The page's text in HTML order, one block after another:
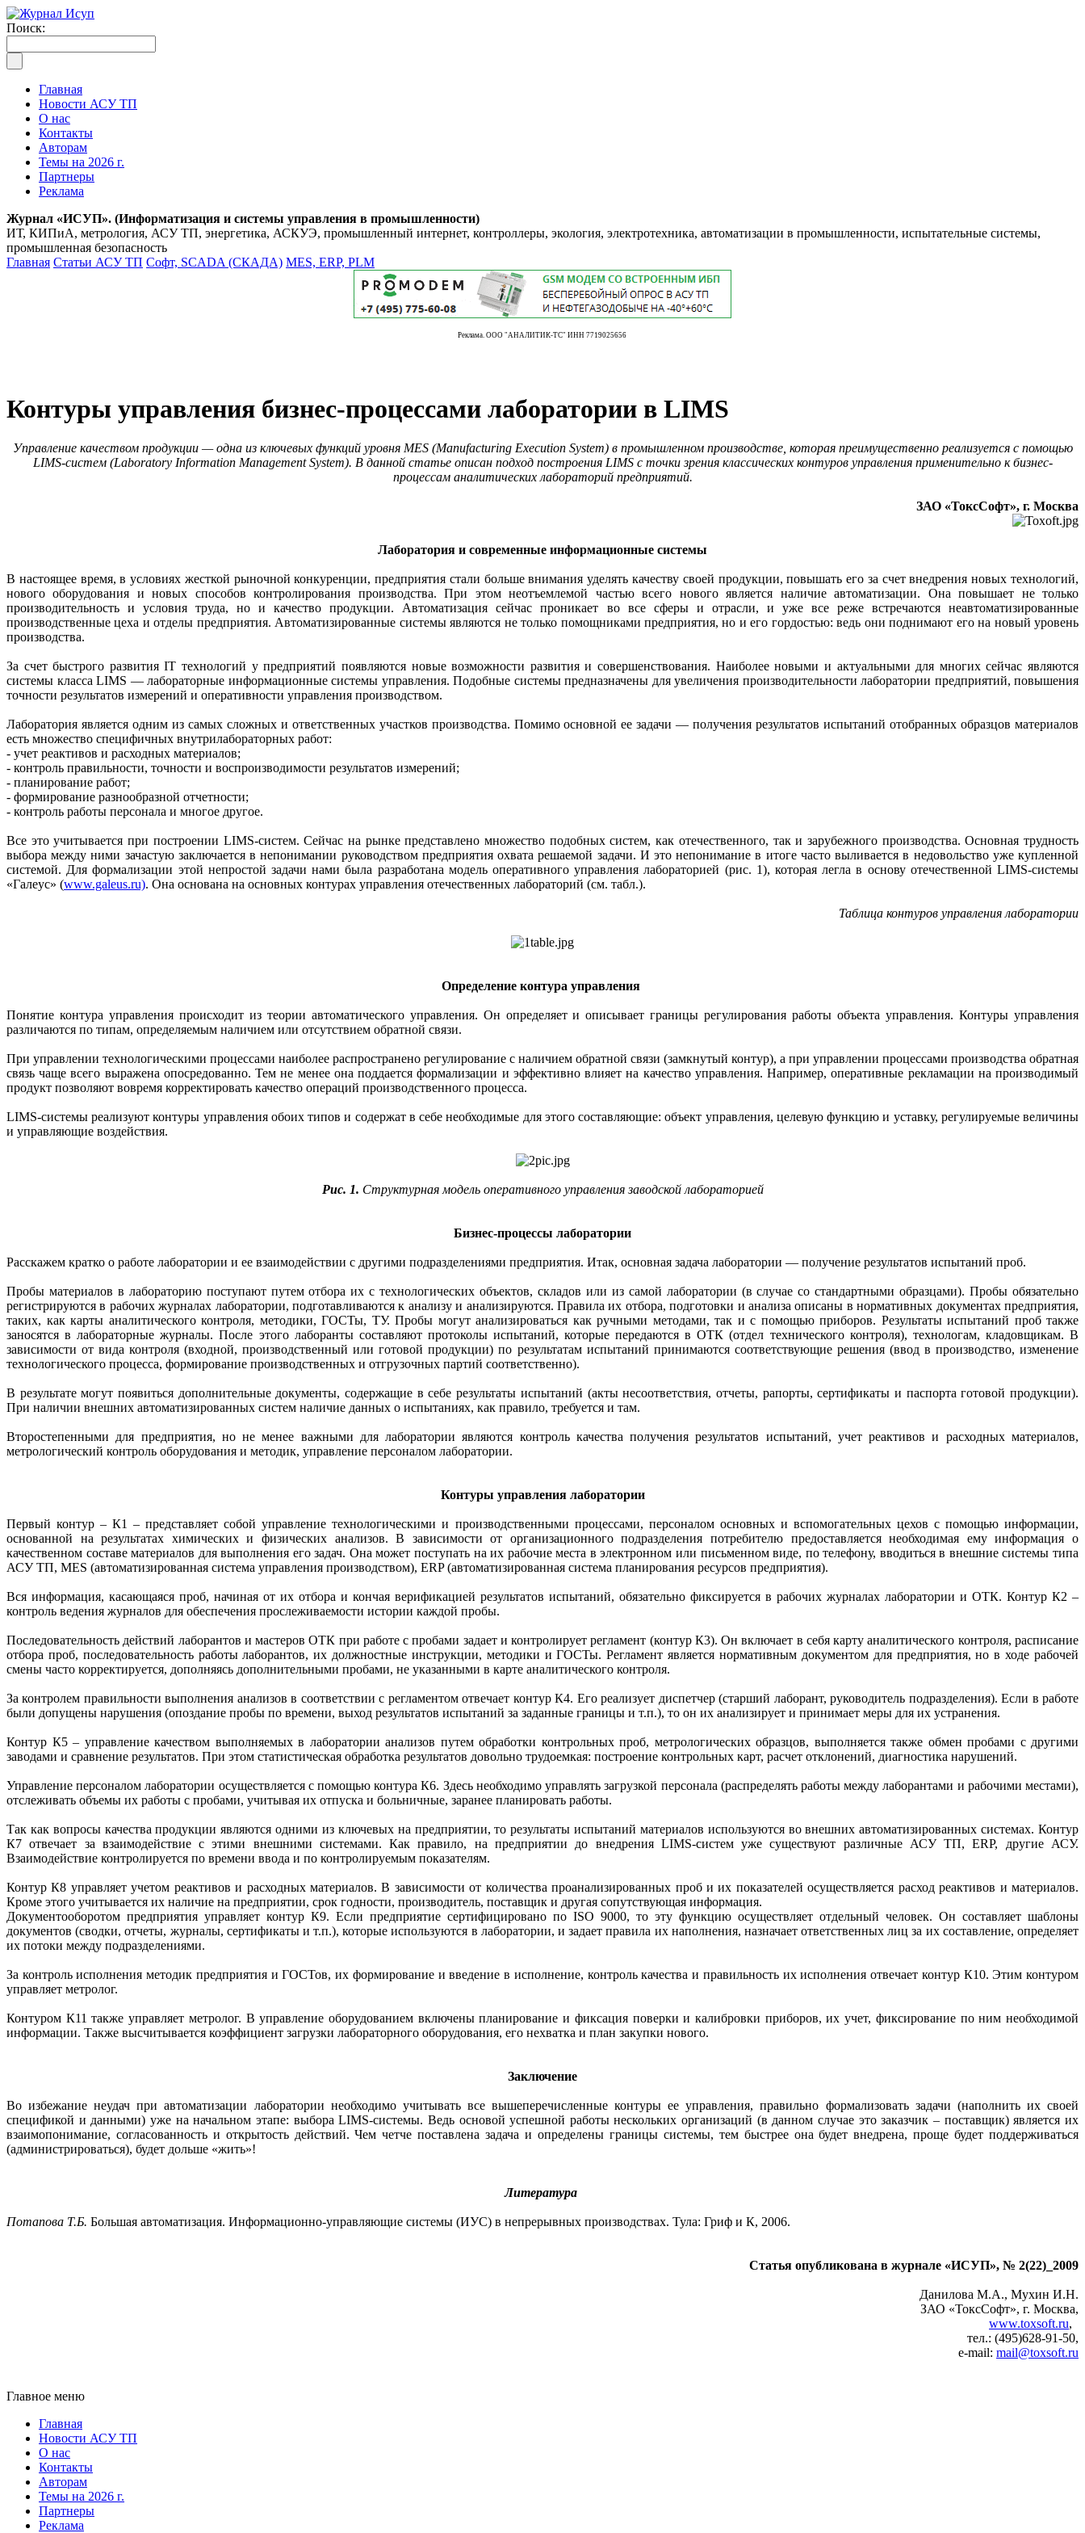
Поиск:
Главная
Новости АСУ ТП
О нас
Контакты
Авторам
Темы на 2026 г.
Партнеры
Реклама
Журнал «ИСУП». (Информатизация и системы управления в промышленности)
ИТ, КИПиА, метрология, АСУ ТП, энергетика, АСКУЭ, промышленный интернет, контроллеры, экология, электротехника, автоматизации в промышленности, испытательные системы,
промышленная безопасность
Главная Статьи АСУ ТП Софт, SCADA (СКАДА) MES, ERP, PLM
Реклама. ООО "АНАЛИТИК-ТС" ИНН 7719025656
Контуры управления бизнес-процессами лаборатории в LIMS
Управление качеством продукции — одна из ключевых функций уровня MES (Manufacturing Execution System) в промышленном производстве, которая преимущественно реализуется с помощью
LIMS-систем (Laboratory Information Management System). В данной статье описан подход построения LIMS с точки зрения классических контуров управления применительно к бизнес-
процессам аналитических лабораторий предприятий.
ЗАО «ТоксСофт», г. Москва
Лаборатория и современные информационные системы
В настоящее время, в условиях жесткой рыночной конкуренции, предприятия стали больше внимания уделять качеству своей продукции, повышать его за счет внедрения новых технологий,
нового оборудования и новых способов контролирования производства. При этом неотъемлемой частью всего нового является наличие автоматизации. Она повышает не только
производительность и условия труда, но и качество продукции. Автоматизация сейчас проникает во все сферы и отрасли, и уже все реже встречаются неавтоматизированные
производственные цеха и отделы предприятия. Автоматизированные системы являются не только помощниками предприятия, но и его гордостью: ведь они поднимают его на новый уровень
производства.
За счет быстрого развития IT технологий у предприятий появляются новые возможности развития и совершенствования. Наиболее новыми и актуальными для многих сейчас являются
системы класса LIMS — лабораторные информационные системы управления. Подобные системы предназначены для увеличения производительности лаборатории предприятий, повышения
точности результатов измерений и оперативности управления производством.
Лаборатория является одним из самых сложных и ответственных участков производства. Помимо основной ее задачи — получения результатов испытаний отобранных образцов материалов
есть множество специфичных внутрилабораторных работ:
- учет реактивов и расходных материалов;
- контроль правильности, точности и воспроизводимости результатов измерений;
- планирование работ;
- формирование разнообразной отчетности;
- контроль работы персонала и многое другое.
Все это учитывается при построении LIMS-систем. Сейчас на рынке представлено множество подобных систем, как отечественного, так и зарубежного производства. Основная трудность
выбора между ними зачастую заключается в непонимании руководством предприятия охвата решаемой задачи. И это непонимание в итоге часто выливается в недовольство уже купленной
системой. Для формализации этой непростой задачи нами была разработана модель оперативного управления лабораторией (рис. 1), которая легла в основу отечественной LIMS-системы
«Галеус» (www.galeus.ru). Она основана на основных контурах управления отечественных лабораторий (см. табл.).
Таблица контуров управления лаборатории
Определение контура управления
Понятие контура управления происходит из теории автоматического управления. Он определяет и описывает границы регулирования работы объекта управления. Контуры управления
различаются по типам, определяемым наличием или отсутствием обратной связи.
При управлении технологическими процессами наиболее распространено регулирование с наличием обратной связи (замкнутый контур), а при управлении процессами производства обратная
связь чаще всего выражена опосредованно. Тем не менее она поддается формализации и эффективно влияет на качество управления. Например, оперативные рекламации на производимый
продукт позволяют вовремя корректировать качество операций производственного процесса.
LIMS-системы реализуют контуры управления обоих типов и содержат в себе необходимые для этого составляющие: объект управления, целевую функцию и уставку, регулируемые величины
и управляющие воздействия.
Рис. 1. Структурная модель оперативного управления заводской лабораторией
Бизнес-процессы лаборатории
Расскажем кратко о работе лаборатории и ее взаимодействии с другими подразделениями предприятия. Итак, основная задача лаборатории — получение результатов испытаний проб.
Пробы материалов в лабораторию поступают путем отбора их с технологических объектов, складов или из самой лаборатории (в случае со стандартными образцами). Пробы обязательно
регистрируются в рабочих журналах лаборатории, подготавливаются к анализу и анализируются. Правила их отбора, подготовки и анализа описаны в нормативных документах предприятия,
таких, как карты аналитического контроля, методики, ГОСТы, ТУ. Пробы могут анализироваться как ручными методами, так и с помощью приборов. Результаты испытаний проб также
заносятся в лабораторные журналы. После этого лаборанты составляют протоколы испытаний, которые передаются в ОТК (отдел технического контроля), технологам, кладовщикам. В
зависимости от вида контроля (входной, производственный или готовой продукции) по результатам испытаний принимаются соответствующие решения (ввод в производство, изменение
технологического процесса, формирование производственных и отгрузочных партий соответственно).
В результате могут появиться дополнительные документы, содержащие в себе результаты испытаний (акты несоответствия, отчеты, рапорты, сертификаты и паспорта готовой продукции).
При наличии внешних автоматизированных систем наличие данных о испытаниях, как правило, требуется и там.
Второстепенными для предприятия, но не менее важными для лаборатории являются контроль качества получения результатов испытаний, учет реактивов и расходных материалов,
метрологический контроль оборудования и методик, управление персоналом лаборатории.
Контуры управления лаборатории
Первый контур – К1 – представляет собой управление технологическими и производственными процессами, персоналом основных и вспомогательных цехов с помощью информации,
основанной на результатах химических и физических анализов. В зависимости от организационного подразделения потребителю предоставляется необходимая ему информация о
качественном составе материалов для выполнения его задач. Она может поступать на их рабочие места в электронном или письменном виде, по телефону, вводиться в внешние системы типа
АСУ ТП, MES (автоматизированная система управления производством), ERP (автоматизированная система планирования ресурсов предприятия).
Вся информация, касающаяся проб, начиная от их отбора и кончая верификацией результатов испытаний, обязательно фиксируется в рабочих журналах лаборатории и ОТК. Контур К2 –
контроль ведения журналов для обеспечения прослеживаемости истории каждой пробы.
Последовательность действий лаборантов и мастеров ОТК при работе с пробами задает и контролирует регламент (контур К3). Он включает в себя карту аналитического контроля, расписание
отбора проб, последовательность работы лаборантов, их должностные инструкции, методики и ГОСТы. Регламент является нормативным документом для предприятия, но в ходе рабочей
смены часто корректируется, дополняясь дополнительными пробами, не указанными в карте аналитического контроля.
За контролем правильности выполнения анализов в соответствии с регламентом отвечает контур К4. Его реализует диспетчер (старший лаборант, руководитель подразделения). Если в работе
были допущены нарушения (опоздание пробы по времени, выход результатов испытаний за заданные границы и т.п.), то он их анализирует и принимает меры для их устранения.
Контур К5 – управление качеством выполняемых в лаборатории анализов путем обработки контрольных проб, метрологических образцов, выполняется также обмен пробами с другими
заводами и сравнение результатов. При этом статистическая обработка результатов довольно трудоемкая: построение контрольных карт, расчет отклонений, диагностика нарушений.
Управление персоналом лаборатории осуществляется с помощью контура К6. Здесь необходимо управлять загрузкой персонала (распределять работы между лаборантами и рабочими местами),
отслеживать объемы их работы с пробами, учитывая их отпуска и больничные, заранее планировать работы.
Так как вопросы качества продукции являются одними из ключевых на предприятии, то результаты испытаний материалов используются во внешних автоматизированных системах. Контур
К7 отвечает за взаимодействие с этими внешними системами. Как правило, на предприятии до внедрения LIMS-систем уже существуют различные АСУ ТП, ERP, другие АСУ.
Взаимодействие контролируется по времени ввода и по контролируемым показателям.
Контур К8 управляет учетом реактивов и расходных материалов. В зависимости от количества проанализированных проб и их показателей осуществляется расход реактивов и материалов.
Кроме этого учитывается их наличие на предприятии, срок годности, производитель, поставщик и другая сопутствующая информация.
Документооборотом предприятия управляет контур К9. Если предприятие сертифицировано по ISO 9000, то эту функцию осуществляет отдельный человек. Он составляет шаблоны
документов (сводки, отчеты, журналы, сертификаты и т.п.), которые используются в лаборатории, и задает правила их наполнения, назначает ответственных лиц за их составление, определяет
их потоки между подразделениями.
За контроль исполнения методик предприятия и ­ГОСТов, их формирование и введение в исполнение, контроль качества и правильность их исполнения отвечает контур К10. Этим контуром
управляет метролог.
Контуром К11 также управляет метролог. В управление оборудованием включены планирование и фиксация поверки и калибровки приборов, их учет, фиксирование по ним необходимой
информации. Также высчитывается коэффициент загрузки лабораторного оборудования, его нехватка и план закупки нового.
Заключение
Во избежание неудач при автоматизации лаборатории необходимо учитывать все вышеперечисленные контуры ее управления, правильно формализовать задачи (наполнить их своей
спецификой и данными) уже на начальном этапе: выбора LIMS-системы. Ведь основой успешной работы нескольких организаций (в данном случае это заказчик – поставщик) является их
взаимопонимание, согласованность и открытость действий. Чем четче поставлена задача и определены границы системы, тем быстрее она будет внедрена, проще будет поддерживаться
(администрироваться), будет дольше «жить»!
Литература
Потапова Т.Б. Большая автоматизация. Информационно-управляющие системы (ИУС) в непрерывных производствах. Тула: Гриф и К, 2006.
Статья опубликована в журнале «ИСУП», № 2(22)_2009
Данилова М.А., Мухин И.Н.
ЗАО «ТоксСофт», г. Москва,
www.toxsoft.ru,
тел.: (495)628-91-50,
e-mail: mail@toxsoft.ru
Главное меню
Главная
Новости АСУ ТП
О нас
Контакты
Авторам
Темы на 2026 г.
Партнеры
Реклама